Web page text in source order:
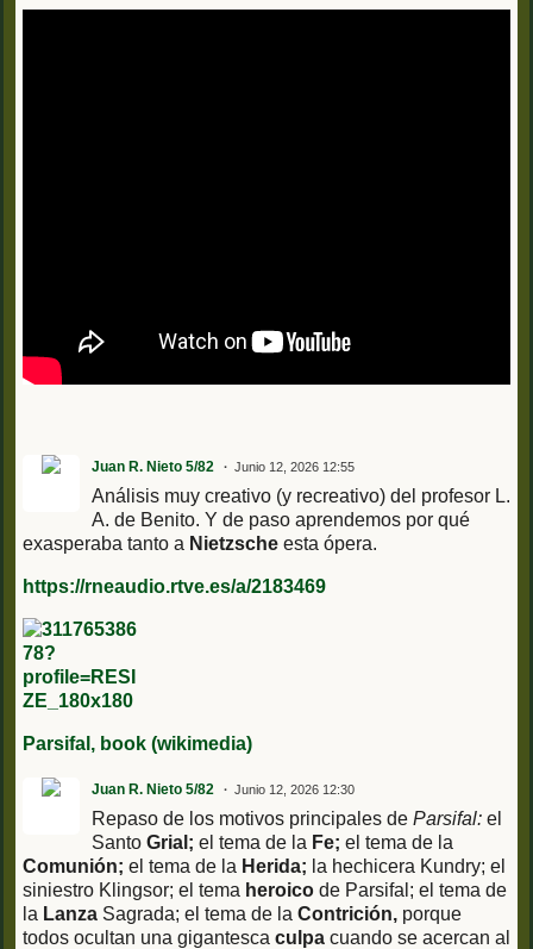
Juan R. Nieto 5/82 Junio 12, 2026 12:55
Análisis muy creativo (y recreativo) del profesor L.
A. de Benito. Y de paso aprendemos por qué
exasperaba tanto a Nietzsche esta ópera.
https://rneaudio.rtve.es/a/2183469
Parsifal, book (wikimedia)
Juan R. Nieto 5/82 Junio 12, 2026 12:30
Repaso de los motivos principales de Parsifal: el
Santo Grial; el tema de la Fe; el tema de la
Comunión; el tema de la Herida; la hechicera Kundry; el
siniestro Klingsor; el tema heroico de Parsifal; el tema de
la Lanza Sagrada; el tema de la Contrición, porque
todos ocultan una gigantesca culpa cuando se acercan al